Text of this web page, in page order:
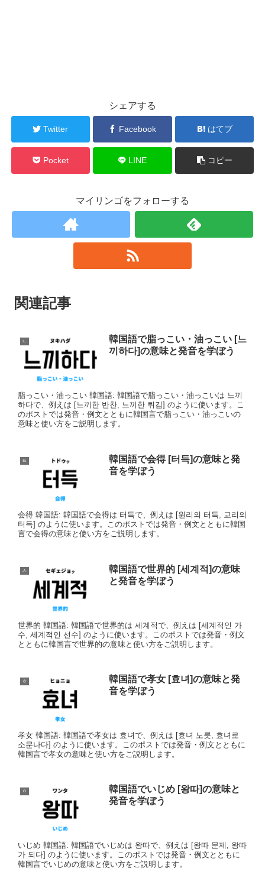
シェアする
Twitter Facebook はてブ
Pocket LINE コピー
マイリンゴをフォローする
関連記事
ㄴ
韓国語で脂っこい・油っこい [느
끼하다]の意味と発音を学ぼう
脂っこい・油っこい 韓国語: 韓国語で脂っこい・油っこいは 느끼
하다で、例えは [느끼한 반찬, 느끼한 튀김] のように使います。こ
のポストでは発音・例文とともに韓国言で脂っこい・油っこいの
意味と使い方をご説明します。
ㅌ
韓国語で会得 [터득]の意味と発
音を学ぼう
会得 韓国語: 韓国語で会得は 터득で、例えは [원리의 터득, 교리의
터득] のように使います。このポストでは発音・例文とともに韓国
言で会得の意味と使い方をご説明します。
ㅅ
韓国語で世界的 [세계적]の意味
と発音を学ぼう
世界的 韓国語: 韓国語で世界的は 세계적で、例えは [세계적인 가
수, 세계적인 선수] のように使います。このポストでは発音・例文
とともに韓国言で世界的の意味と使い方をご説明します。
ㅎ
韓国語で孝女 [효녀]の意味と発
音を学ぼう
孝女 韓国語: 韓国語で孝女は 효녀で、例えは [효녀 노릇, 효녀로
소문나다] のように使います。このポストでは発音・例文とともに
韓国言で孝女の意味と使い方をご説明します。
ㅇ
韓国語でいじめ [왕따]の意味と
発音を学ぼう
いじめ 韓国語: 韓国語でいじめは 왕따で、例えは [왕따 문제, 왕따
가 되다] のように使います。このポストでは発音・例文とともに
韓国言でいじめの意味と使い方をご説明します。